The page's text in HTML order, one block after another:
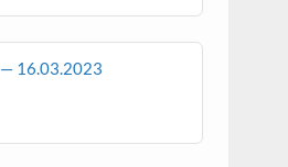
— 16.03.2023